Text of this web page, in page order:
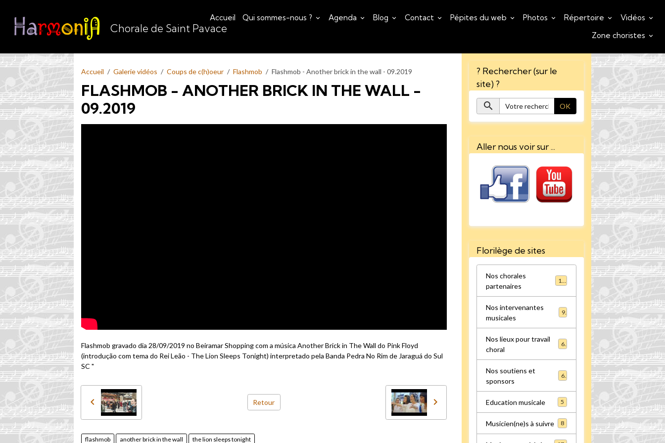
Chorale de Saint Pavace
Accueil Qui sommes-nous ? Agenda Blog Contact Pépites du web Photos Répertoire
Vidéos
Zone choristes
Accueil Galerie vidéos Coups de c(h)oeur Flashmob Flashmob - Another brick in the wall - 09.2019
FLASHMOB - ANOTHER BRICK IN THE WALL -
09.2019
Flashmob gravado dia 28/09/2019 no Beiramar Shopping com a música Another Brick in The Wall do Pink Floyd
(introdução com tema do Rei Leão - The Lion Sleeps Tonight) interpretado pela Banda Pedra No Rim de Jaraguá do Sul
SC "
Retour
flashmob another brick in the wall the lion sleeps tonight
? Rechercher (sur le
site) ?
OK
Aller nous voir sur ...
Florilège de sites
Nos chorales
partenaires
Nos intervenantes
musicales
9
Nos lieux pour travail
choral
Nos soutiens et
sponsors
6
Education musicale 5
Musicien(ne)s à suivre 8